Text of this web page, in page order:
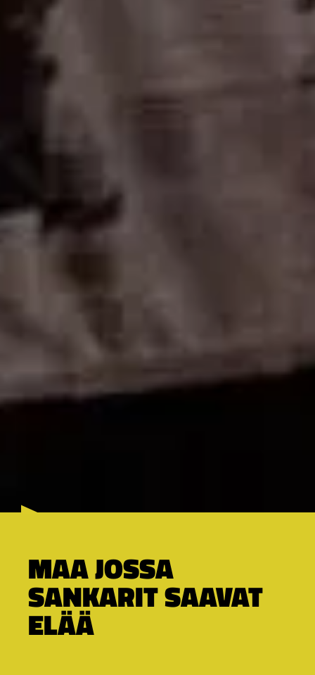
MAA JOSSA
SANKARIT SAAVAT
ELÄÄ